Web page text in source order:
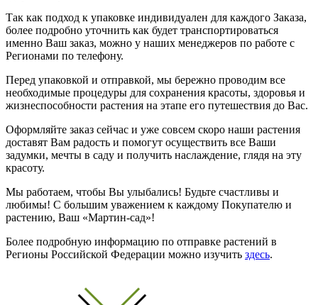
Так как подход к упаковке индивидуален для каждого Заказа,
более подробно уточнить как будет транспортироваться
именно Ваш заказ, можно у наших менеджеров по работе с
Регионами по телефону.
Перед упаковкой и отправкой, мы бережно проводим все
необходимые процедуры для сохранения красоты, здоровья и
жизнеспособности растения на этапе его путешествия до Вас.
Оформляйте заказ сейчас и уже совсем скоро наши растения
доставят Вам радость и помогут осуществить все Ваши
задумки, мечты в саду и получить наслаждение, глядя на эту
красоту.
Мы работаем, чтобы Вы улыбались! Будьте счастливы и
любимы! С большим уважением к каждому Покупателю и
растению, Ваш «Мартин-сад»!
Более подробную информацию по отправке растений в
Регионы Российской Федерации можно изучить здесь.